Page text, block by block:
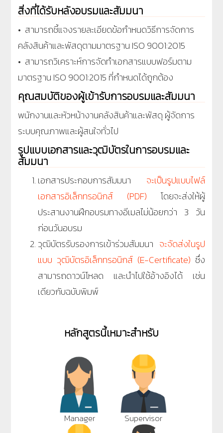
สิ่งที่ได้รับหลังอบรมและสัมมนา
• สามารถชี้แจงรายละเอียดข้อกำหนดวิธีการจัดการ
คลังสินค้าและพัสดุตามมาตรฐาน ISO 9001:2015
• สามารถวิเคราะห์การจัดทำเอกสารแบบฟอร์มตาม
มาตรฐาน ISO 9001:2015 ที่กำหนดได้ถูกต้อง
คุณสมบัติของผู้เข้ารับการอบรมและสัมมนา
พนักงานและหัวหน้างานคลังสินค้าและพัสดุ ผู้จัดการ
ระบบคุณภาพและผู้สนใจทั่วไป
รูปแบบเอกสารและวุฒิบัตรในการอบรมและ
สัมมนา
เอกสารประกอบการสัมมนา จะเป็นรูปแบบไฟล์
เอกสารอิเล็กทรอนิกส์ (PDF) โดยจะส่งให้ผู้
ประสานงานฝึกอบรมทางอีเมลไม่น้อยกว่า 3 วัน
ก่อนวันอบรม
วุฒิบัตรรับรองการเข้าร่วมสัมมนา จะจัดส่งในรูป
แบบ วุฒิบัตรอิเล็กทรอนิกส์ (E-Certificate) ซึ่ง
สามารถดาวน์โหลด และนำไปใช้อ้างอิงได้ เช่น
เดียวกับฉบับพิมพ์
หลักสูตรนี้เหมาะสำหรับ
Manager Supervisor